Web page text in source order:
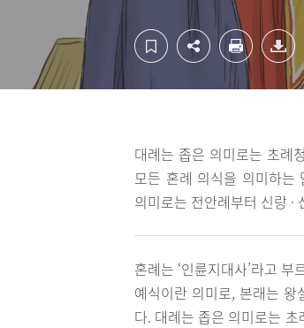
대례는 좁은 의미로는 초례
모든 혼례 의식을 의미하는
의미로는 전안례부터 신랑
혼례는 ‘인륜지대사’라고
예식이란 의미로, 본래는 왕
다. 대례는 좁은 의미로는